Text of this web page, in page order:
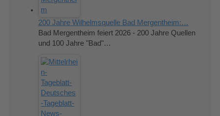
200 Jahre Wilhelmsquelle Bad Mergentheim:…
Bad Mergentheim feiert 2026 - 200 Jahre Quellen
und 100 Jahre "Bad"…